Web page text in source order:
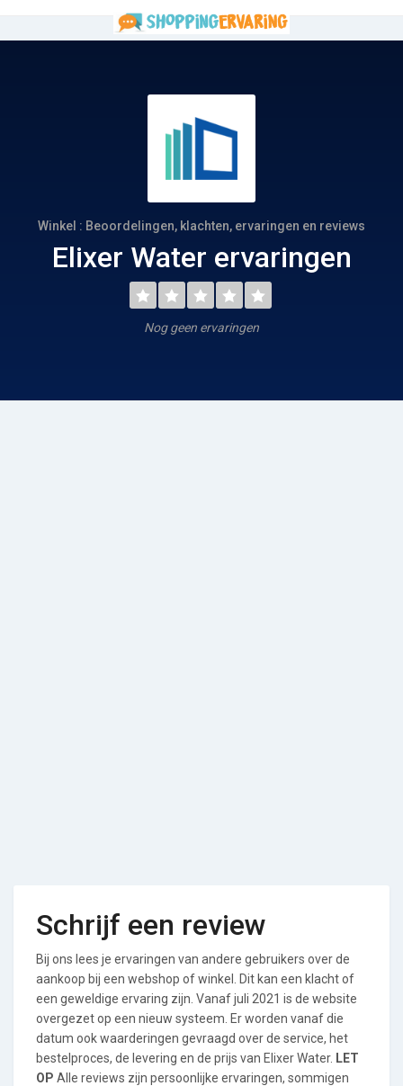
Winkel : Beoordelingen, klachten, ervaringen en reviews
Elixer Water ervaringen
Nog geen ervaringen
Schrijf een review
Bij ons lees je ervaringen van andere gebruikers over de
aankoop bij een webshop of winkel. Dit kan een klacht of
een geweldige ervaring zijn. Vanaf juli 2021 is de website
overgezet op een nieuw systeem. Er worden vanaf die
datum ook waarderingen gevraagd over de service, het
bestelproces, de levering en de prijs van Elixer Water. LET
OP Alle reviews zijn persoonlijke ervaringen, sommigen